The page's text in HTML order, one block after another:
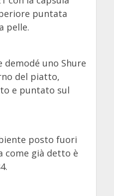
puntata
pelle.
demodé uno Shure
del piatto,
e puntato sul
posto fuori
come già detto è